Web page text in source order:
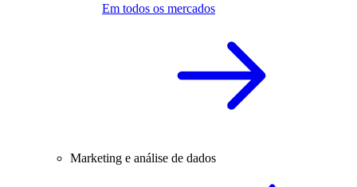
Em todos os mercados
Marketing e análise de dados